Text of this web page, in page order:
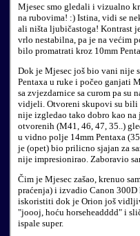
Mjesec smo gledali i vizualno
na rubovima! :) Istina, vidi se
ali ništa ljubičastoga! Kontrast
vrlo nestabilna, pa je na većim
bilo promatrati kroz 10mm
Dok je Mjesec još bio vani nije
Pentaxa u ruke i počeo ganjati
sa zvjezdarnice sa curom pa su
vidjeli. Otvoreni skupovi su bili
nije izgledao tako dobro kao na
otvorenih (M41 46 47 35 ..)
u vidno polje 14mm Pentaxa
je (opet) bio prilicno sjajan za
nije impresionirao. Zaboravio
Čim je Mjesec zašao, krenuo
praćenja) i izvadio Canon
iskoristiti dok je Orion još
"joooj, hoću horseheadddd" i
ispale super.